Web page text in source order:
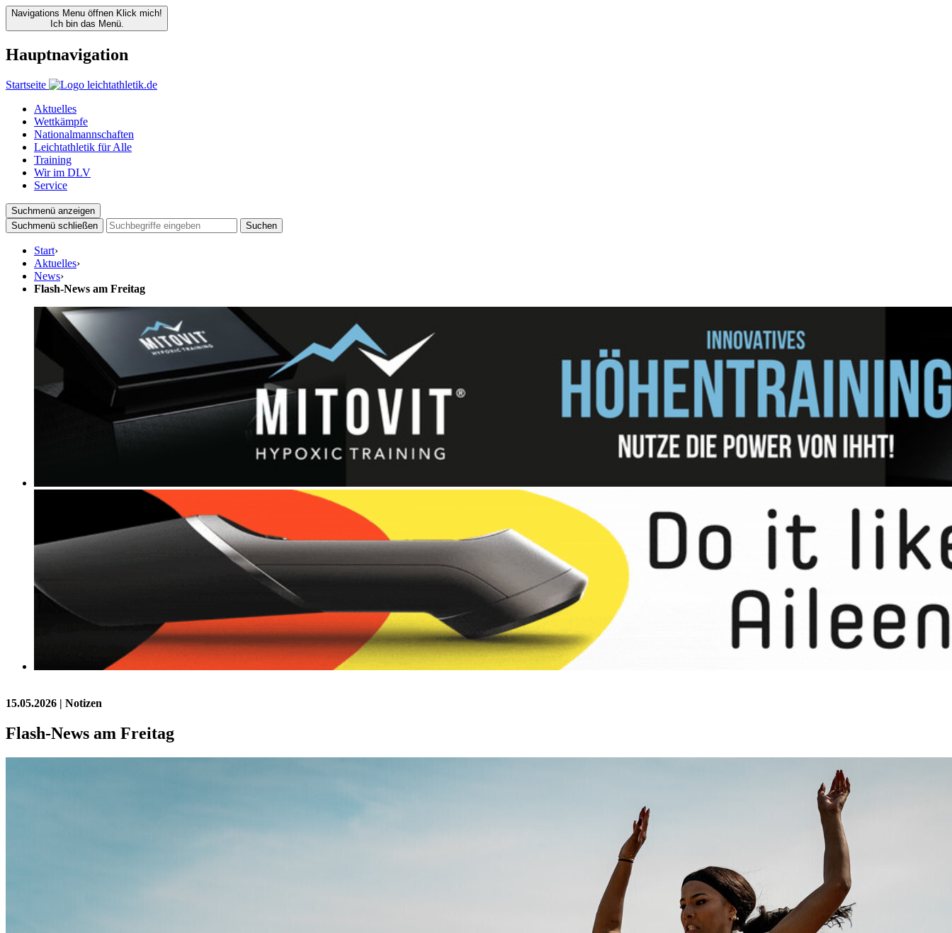
Navigations Menu öffnen Klick mich!
Ich bin das Menü.
Hauptnavigation
Startseite
Aktuelles
Wettkämpfe
Nationalmannschaften
Leichtathletik für Alle
Training
Wir im DLV
Service
Suchmenü anzeigen
Suchmenü schließen
Suchen
Start›
Aktuelles›
News›
Flash-News am Freitag
15.05.2026 | Notizen
Flash-News am Freitag